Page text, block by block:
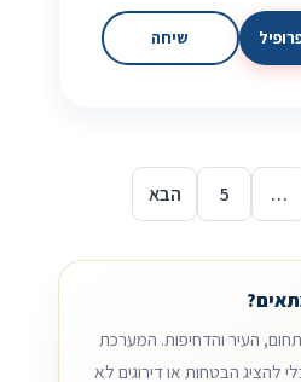
שיחה
…
5 הבא
העיר והדחיפות. המערכת
להציג הבטחות או דירוגים לא